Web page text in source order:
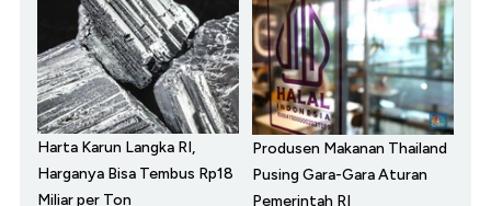
Harta Karun Langka RI,
Harganya Bisa Tembus Rp18
Miliar per Ton
Produsen Makanan Thailand
Pusing Gara-Gara Aturan
Pemerintah RI